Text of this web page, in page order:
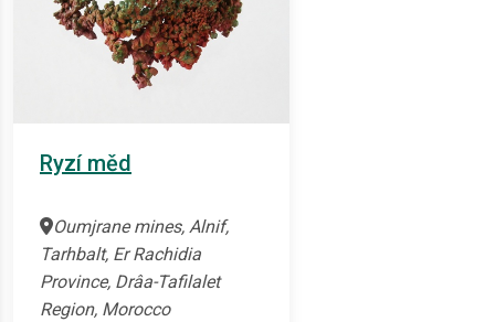
Ryzí měd
Oumjrane mines, Alnif,
Tarhbalt, Er Rachidia
Province, Drâa-Tafilalet
Region, Morocco